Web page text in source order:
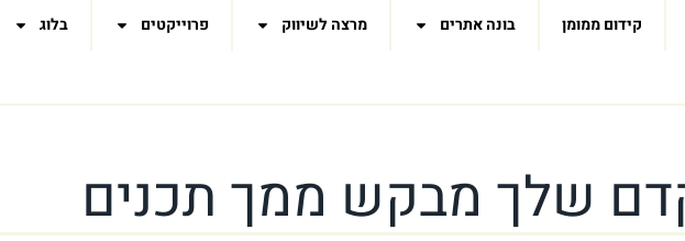
קידום ממומן בונה אתרים מרצה לשיווק פרוייקטים בלוג
שלך מבקש ממך תכנים